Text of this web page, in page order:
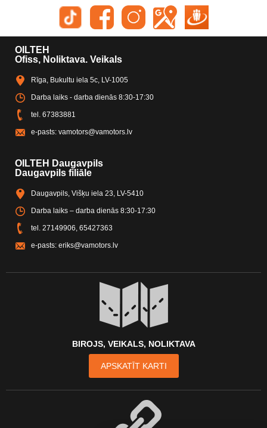
OILTEH
Ofiss, Noliktava. Veikals
Rīga, Bukultu iela 5c, LV-1005
Darba laiks - darba dienās 8:30-17:30
tel. 67383881
e-pasts: vamotors@vamotors.lv
OILTEH Daugavpils
Daugavpils filiāle
Daugavpils, Višķu iela 23, LV-5410
Darba laiks – darba dienās 8:30-17:30
tel. 27149906, 65427363
e-pasts: eriks@vamotors.lv
BIROJS, VEIKALS, NOLIKTAVA
APSKATĪT KARTI